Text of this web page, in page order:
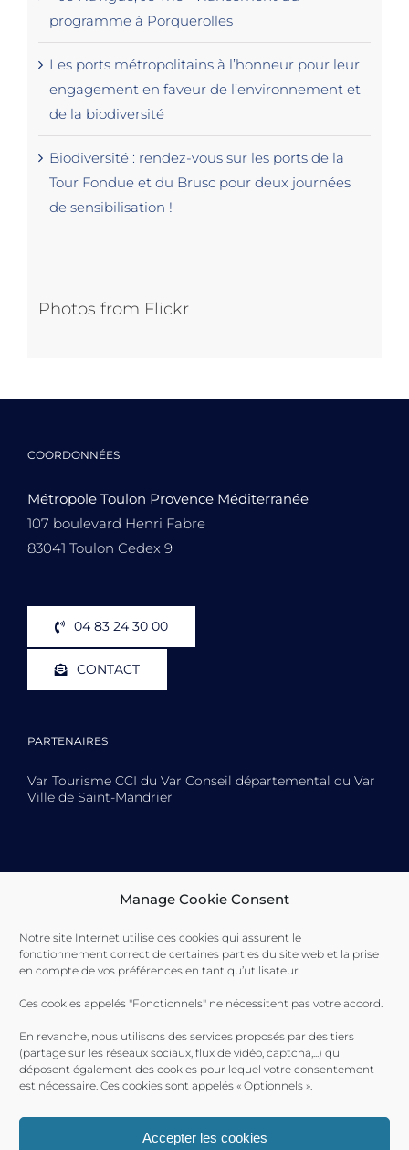
Manage Cookie Consent
Notre site Internet utilise des cookies qui assurent le
fonctionnement correct de certaines parties du site web et la prise
en compte de vos préférences en tant qu’utilisateur.
Ces cookies appelés "Fonctionnels" ne nécessitent pas votre accord.
En revanche, nous utilisons des services proposés par des tiers
(partage sur les réseaux sociaux, flux de vidéo, captcha,...) qui
déposent également des cookies pour lequel votre consentement
est nécessaire. Ces cookies sont appelés « Optionnels ».
Accepter les cookies
programme à Porquerolles
Les ports métropolitains à l’honneur pour leur
engagement en faveur de l’environnement et
de la biodiversité
Biodiversité : rendez-vous sur les ports de la
Tour Fondue et du Brusc pour deux journées
de sensibilisation !
Photos from Flickr
COORDONNÉES
Métropole Toulon Provence Méditerranée
107 boulevard Henri Fabre
83041 Toulon Cedex 9
04 83 24 30 00
CONTACT
PARTENAIRES
Var Tourisme CCI du Var Conseil départemental du Var
Ville de Saint-Mandrier
Toulon Provence Méditerranée Ville de Toulon Ville de
La Seyne-sur-Mer Ville de Saint-Mandrier